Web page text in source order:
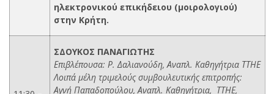
ηλεκτρονικού επικήδειου (μοιρολογιού)
στην Κρήτη.
ΣΔΟΥΚΟΣ ΠΑΝΑΓΙΩΤΗΣ
Επιβλέπουσα: Ρ. Δαλιανούδη, Αναπλ. Καθηγήτρια ΤΤΗΕ
Λοιπά μέλη τριμελούς συμβουλευτικής επιτροπής:
Αγνή Παπαδοπούλου, Αναπλ. Καθηγήτρια, ΤΤΗΕ,